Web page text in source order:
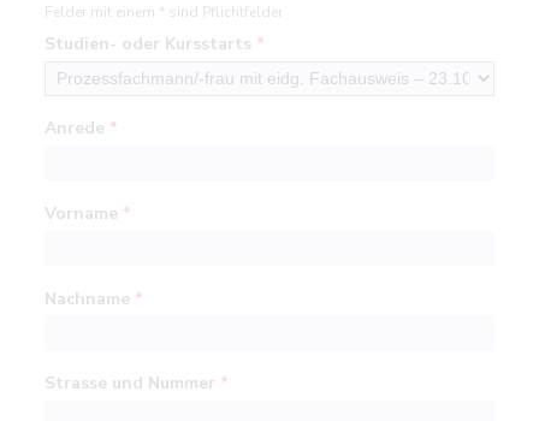
Felder mit einem * sind Pflichtfelder
Studien- oder Kursstarts *
Anrede *
Vorname *
Nachname *
Strasse und Nummer *